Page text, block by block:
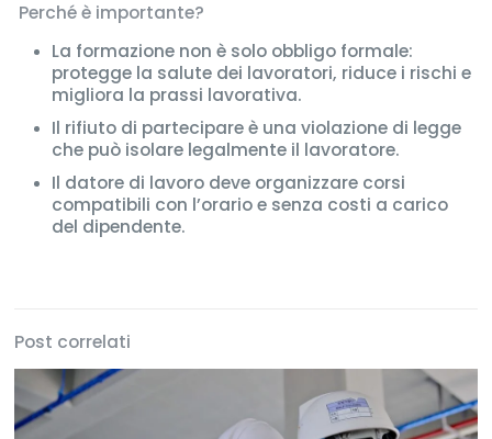
Perché è importante?
La formazione non è solo obbligo formale:
protegge la salute dei lavoratori, riduce i rischi e
migliora la prassi lavorativa.
Il rifiuto di partecipare è una violazione di legge
che può isolare legalmente il lavoratore.
Il datore di lavoro deve organizzare corsi
compatibili con l’orario e senza costi a carico
del dipendente.
Post correlati